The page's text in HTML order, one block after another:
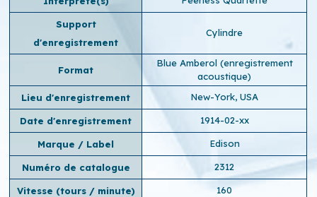
Support
d'enregistrement
Cylindre
Format
Blue Amberol (enregistrement
acoustique)
Lieu d'enregistrement
New-York, USA
Date d'enregistrement 1914-02-xx
Marque / Label Edison
Numéro de catalogue 2312
Vitesse (tours / minute) 160